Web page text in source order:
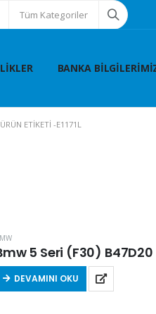
Tüm Kategoriler
BANKA
ÜRÜN ETIKETI -E1171L
5 Seri (F30)
DEVAMINI OKU